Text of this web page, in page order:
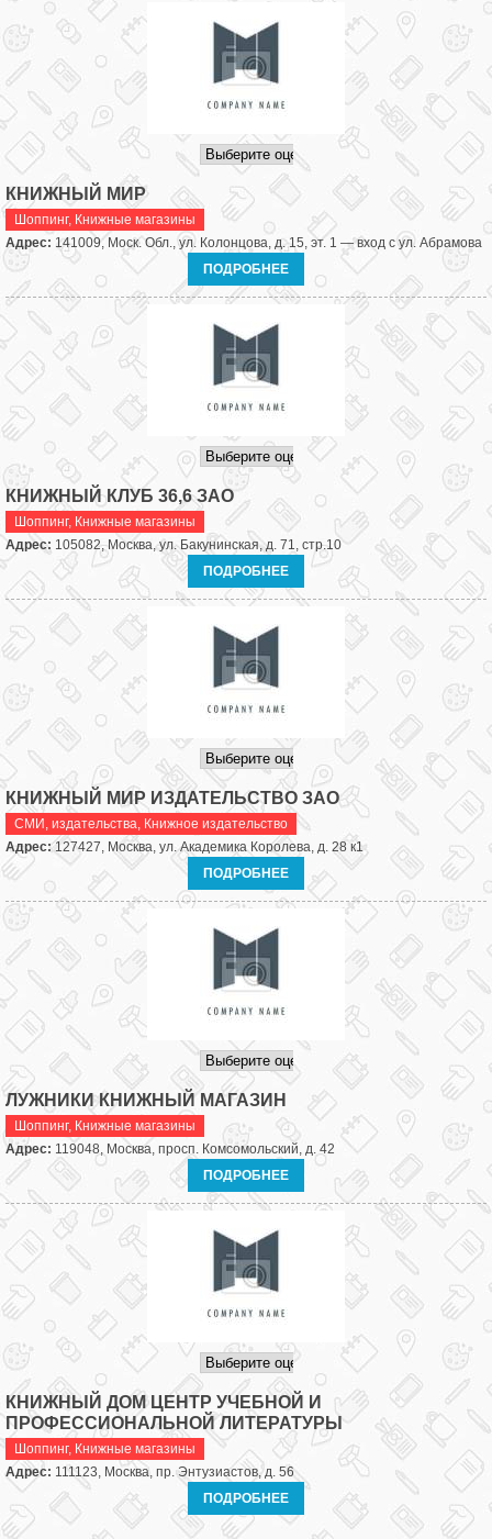
КНИЖНЫЙ МИР
Шоппинг, Книжные магазины
Адрес: 141009, Моск. Обл., ул. Колонцова, д. 15, эт. 1 — вход с ул. Абрамова
ПОДРОБНЕЕ
КНИЖНЫЙ КЛУБ 36,6 ЗАО
Шоппинг, Книжные магазины
Адрес: 105082, Москва, ул. Бакунинская, д. 71, стр.10
ПОДРОБНЕЕ
КНИЖНЫЙ МИР ИЗДАТЕЛЬСТВО ЗАО
СМИ, издательства, Книжное издательство
Адрес:127427, Москва, ул. Академика Королева, д. 28 к1
ПОДРОБНЕЕ
ЛУЖНИКИ КНИЖНЫЙ МАГАЗИН
Шоппинг, Книжные магазины
Адрес: 119048, Москва, просп. Комсомольский, д. 42
ПОДРОБНЕЕ
КНИЖНЫЙ ДОМ ЦЕНТР УЧЕБНОЙ И
ПРОФЕССИОНАЛЬНОЙ ЛИТЕРАТУРЫ
Шоппинг, Книжные магазины
Адрес: 111123, Москва, пр. Энтузиастов, д. 56
ПОДРОБНЕЕ